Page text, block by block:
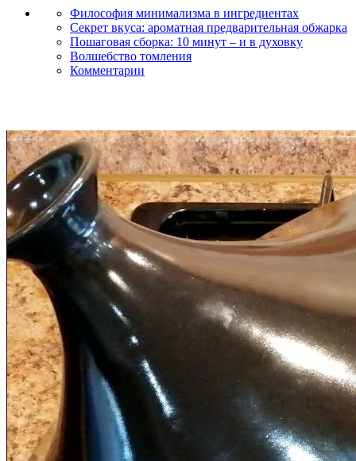
Философия минимализма в ингредиентах
Секрет вкуса: ароматная предварительная обжарка
Пошаговая сборка: 10 минут – и в духовку
Волшебство томления
Комментарии